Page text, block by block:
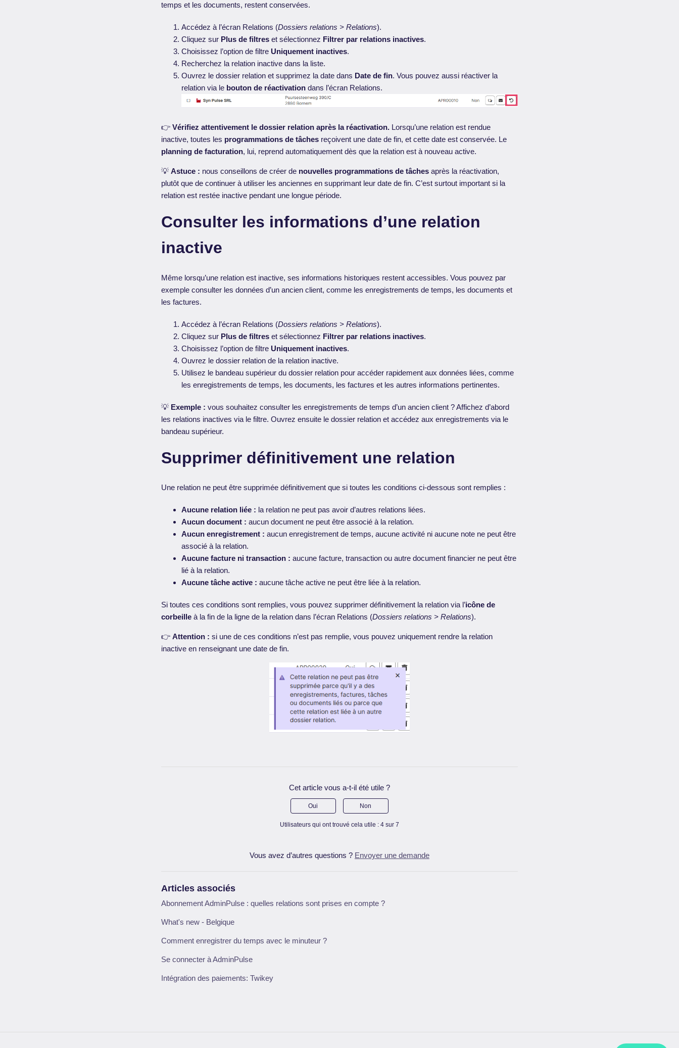
temps et les documents, restent conservées.
Accédez à l’écran Relations (Dossiers relations > Relations).
Cliquez sur Plus de filtres et sélectionnez Filtrer par relations inactives.
Choisissez l’option de filtre Uniquement inactives.
Recherchez la relation inactive dans la liste.
Ouvrez le dossier relation et supprimez la date dans Date de fin. Vous pouvez aussi réactiver la
relation via le bouton de réactivation dans l’écran Relations.
👉Vérifiez attentivement le dossier relation après la réactivation. Lorsqu’une relation est rendue
inactive, toutes les programmations de tâches reçoivent une date de fin, et cette date est conservée. Le
planning de facturation, lui, reprend automatiquement dès que la relation est à nouveau active.
💡Astuce : nous conseillons de créer de nouvelles programmations de tâches après la réactivation,
plutôt que de continuer à utiliser les anciennes en supprimant leur date de fin. C’est surtout important si la
relation est restée inactive pendant une longue période.
Consulter les informations d’une relation
inactive
Même lorsqu’une relation est inactive, ses informations historiques restent accessibles. Vous pouvez par
exemple consulter les données d’un ancien client, comme les enregistrements de temps, les documents et
les factures.
Accédez à l’écran Relations (Dossiers relations > Relations).
Cliquez sur Plus de filtres et sélectionnez Filtrer par relations inactives.
Choisissez l’option de filtre Uniquement inactives.
Ouvrez le dossier relation de la relation inactive.
Utilisez le bandeau supérieur du dossier relation pour accéder rapidement aux données liées, comme
les enregistrements de temps, les documents, les factures et les autres informations pertinentes.
💡 Exemple : vous souhaitez consulter les enregistrements de temps d’un ancien client ? Affichez d’abord
les relations inactives via le filtre. Ouvrez ensuite le dossier relation et accédez aux enregistrements via le
bandeau supérieur.
Supprimer définitivement une relation
Une relation ne peut être supprimée définitivement que si toutes les conditions ci-dessous sont remplies :
Aucune relation liée : la relation ne peut pas avoir d’autres relations liées.
Aucun document : aucun document ne peut être associé à la relation.
Aucun enregistrement : aucun enregistrement de temps, aucune activité ni aucune note ne peut être
associé à la relation.
Aucune facture ni transaction : aucune facture, transaction ou autre document financier ne peut être
lié à la relation.
Aucune tâche active : aucune tâche active ne peut être liée à la relation.
Si toutes ces conditions sont remplies, vous pouvez supprimer définitivement la relation via l’icône de
corbeille à la fin de la ligne de la relation dans l’écran Relations (Dossiers relations > Relations).
👉Attention : si une de ces conditions n’est pas remplie, vous pouvez uniquement rendre la relation
inactive en renseignant une date de fin.
Cet article vous a-t-il été utile ?
Oui Non
Utilisateurs qui ont trouvé cela utile : 4 sur 7
Vous avez d’autres questions ? Envoyer une demande
Articles associés
Abonnement AdminPulse : quelles relations sont prises en compte ?
What's new - Belgique
Comment enregistrer du temps avec le minuteur ?
Se connecter à AdminPulse
Intégration des paiements: Twikey